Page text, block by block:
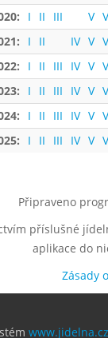
I II III V
I II IV V
I II III IV V
I II III IV V
I II III IV V
I II III IV V
Připraveno
příslušné
aplikace do
Zásady
www.jidelna.cz